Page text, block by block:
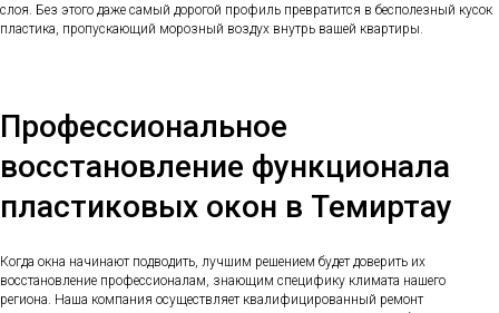
слоя. Без этого даже самый дорогой профиль превратится в бесполезный кусок
пластика, пропускающий морозный воздух внутрь вашей квартиры.
Профессиональное
восстановление функционала
пластиковых окон в Темиртау
Когда окна начинают подводить, лучшим решением будет доверить их
восстановление профессионалам, знающим специфику климата нашего
региона. Наша компания осуществляет квалифицированный ремонт